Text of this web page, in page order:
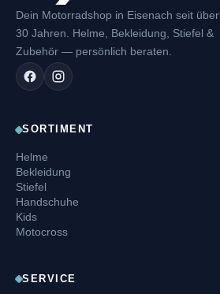
Dein Motorradshop in Eisenach seit über
30 Jahren. Helme, Bekleidung, Stiefel &
Zubehör — persönlich beraten.
SORTIMENT
Helme
Bekleidung
Stiefel
Handschuhe
Kids
Motocross
SERVICE